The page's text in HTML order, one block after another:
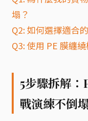
塌？
Q2: 如何選擇適合
Q3: 使用 PE 膜纏
5步驟拆解
戰演練不倒